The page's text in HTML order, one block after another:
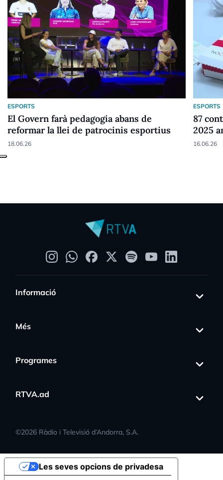
ESPORTS
El Govern farà pedagogia abans de
reformar la llei de patrocinis esportius
18.06.26
ESPORTS
87
2025
16.06.26
Informació
Més
Programes
RTVA.ad
©2026 Ràdio i Televisió d’Andorra, S.A.
Les seves opcions de privadesa